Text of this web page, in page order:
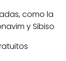
como la
y Sibiso